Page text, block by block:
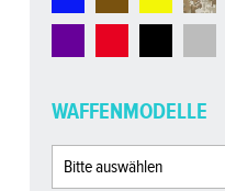
WAFFENMODELLE